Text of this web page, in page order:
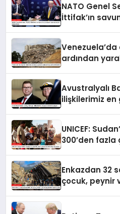
NATO Genel
İttifak’ın
ardından
Avustralyalı
ilişkilerimiz en
UNICEF:
300’den
Enkazdan 32
çocuk, peynir